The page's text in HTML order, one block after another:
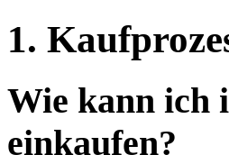
1.
Wie kann ich
einkaufen?